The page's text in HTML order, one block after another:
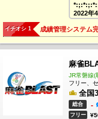
2022年
ψ仙台店
もちろ
イチオシ 1 成績管理システム
麻雀
フリー、
全国
総合 -
フリー